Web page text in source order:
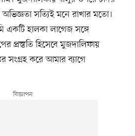
অভিজ্ঞতা সত্যিই মনে রাখার মতো।
একটি হালকা লাগেজ সঙ্গে
প্রস্তুতি হিসেবে মুজদালিফায়
সংগ্রহ করে আমার ব্যাগে